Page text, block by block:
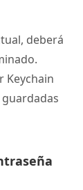
deberá
Keychain